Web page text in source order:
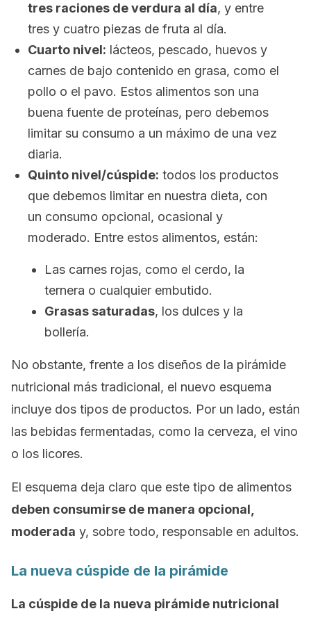
tres raciones de verdura al día, y entre
tres y cuatro piezas de fruta al día.
Cuarto nivel: lácteos, pescado, huevos y
carnes de bajo contenido en grasa, como el
pollo o el pavo. Estos alimentos son una
buena fuente de proteínas, pero debemos
limitar su consumo a un máximo de una vez
diaria.
Quinto nivel/cúspide: todos los productos
que debemos limitar en nuestra dieta, con
un consumo opcional, ocasional y
moderado. Entre estos alimentos, están:
Las carnes rojas, como el cerdo, la
ternera o cualquier embutido.
Grasas saturadas, los dulces y la
bollería.
No obstante, frente a los diseños de la pirámide
nutricional más tradicional, el nuevo esquema
incluye dos tipos de productos. Por un lado, están
las bebidas fermentadas, como la cerveza, el vino
o los licores.
El esquema deja claro que este tipo de alimentos
deben consumirse de manera opcional,
moderada y, sobre todo, responsable en adultos.
La nueva cúspide de la pirámide
La cúspide de la nueva pirámide nutricional